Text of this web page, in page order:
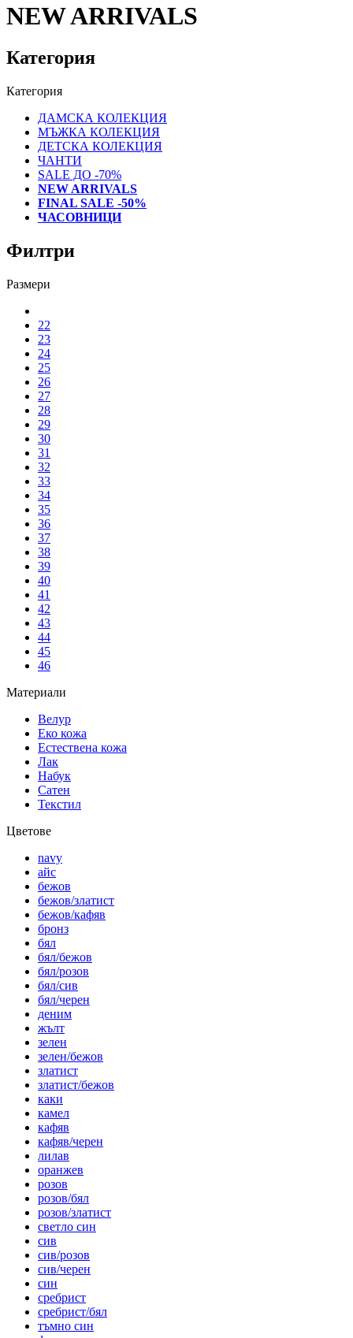
NEW ARRIVALS
Категория
Категория
ДАМСКА КОЛЕКЦИЯ
МЪЖКА КОЛЕКЦИЯ
ДЕТСКА КОЛЕКЦИЯ
ЧАНТИ
SALE ДО -70%
NEW ARRIVALS
FINAL SALE -50%
ЧАСОВНИЦИ
Филтри
Размери
22
23
24
25
26
27
28
29
30
31
32
33
34
35
36
37
38
39
40
41
42
43
44
45
46
Материали
Велур
Еко кожа
Естествена кожа
Лак
Набук
Сатен
Текстил
Цветове
navy
айс
бежов
бежов/златист
бежов/кафяв
бронз
бял
бял/бежов
бял/розов
бял/сив
бял/черен
деним
жълт
зелен
зелен/бежов
златист
златист/бежов
каки
камел
кафяв
кафяв/черен
лилав
оранжев
розов
розов/бял
розов/златист
светло син
сив
сив/розов
сив/черен
син
сребрист
сребрист/бял
тъмно син